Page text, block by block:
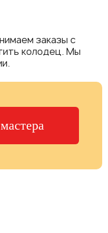
заказы с
колодец. Мы